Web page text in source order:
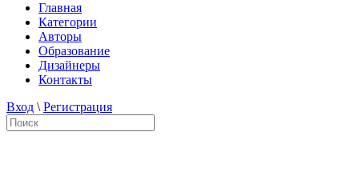
Главная
Категории
Авторы
Образование
Дизайнеры
Контакты
Вход \ Регистрация